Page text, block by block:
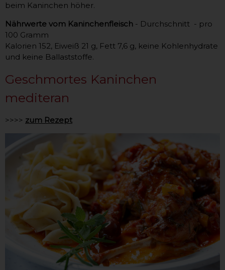
beim Kaninchen höher.
Nährwerte vom Kaninchenfleisch - Durchschnitt - pro
100 Gramm
Kalorien 152, Eiweiß 21 g, Fett 7,6 g, keine Kohlenhydrate
und keine Ballaststoffe.
Geschmortes Kaninchen
mediteran
>>>> zum Rezept